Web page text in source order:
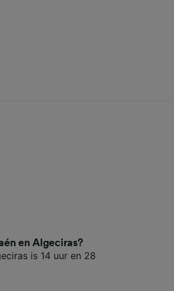
en Algeciras?
is 14 uur en 28